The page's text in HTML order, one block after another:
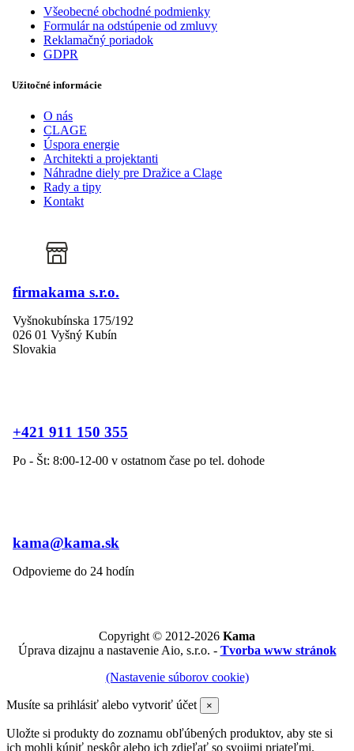
Všeobecné obchodné podmienky
Formulár na odstúpenie od zmluvy
Reklamačný poriadok
GDPR
Užitočné informácie
O nás
CLAGE
Úspora energie
Architekti a projektanti
Náhradne diely pre Dražice a Clage
Rady a tipy
Kontakt
firmakama s.r.o.
Vyšnokubínska 175/192
026 01 Vyšný Kubín
Slovakia
+421 911 150 355
Po - Št: 8:00-12-00 v ostatnom čase po tel. dohode
kama@kama.sk
Odpovieme do 24 hodín
Copyright © 2012-2026 Kama
Úprava dizajnu a nastavenie Aio, s.r.o. - Tvorba www stránok
(Nastavenie súborov cookie)
Musíte sa prihlásiť alebo vytvoriť účet ×
Uložte si produkty do zoznamu obľúbených produktov, aby ste si
ich mohli kúpiť neskôr alebo ich zdieľať so svojimi priateľmi.